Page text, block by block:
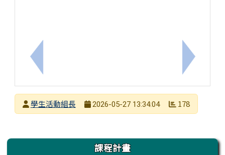
上一筆：適逢畢業季及暑假將至，交通安全教育宣導
下一筆：
發布者
學生活動組長
2026-05-27 13:34:04 178
左邊區域內容 課程計畫